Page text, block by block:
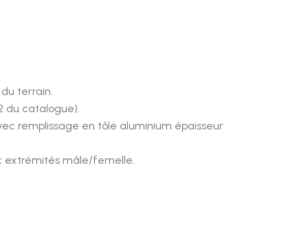
terrain.
du catalogue).
remplissage en tôle aluminium épaisseur
extrémités mâle/femelle.